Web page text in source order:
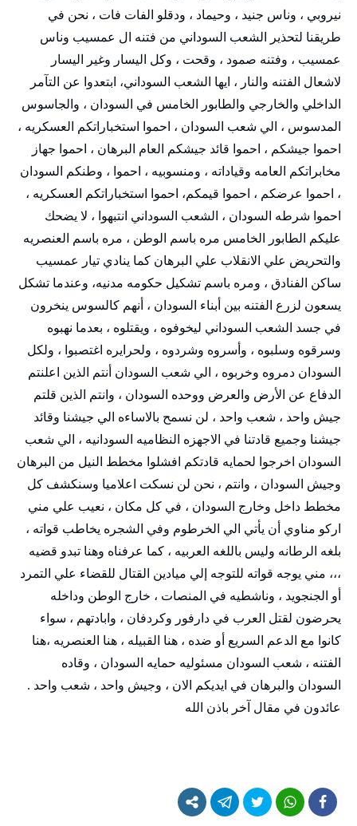
نيروبي ، وناس جنيد ، وحيماد ، ودقلو الفات فات ، نحن في
طريقنا لتحذير الشعب السوداني من فتنه ال عمسيب وناس
عمسيب ، وفتنه صمود ، وقحت ، وكل اليسار وغير اليسار
لاشعال الفتنه والنار ، ايها الشعب السوداني، ابتعدوا عن التآمر
الداخلي والخارجي والطابور الخامس في السودان ، والجاسوس
المدسوس ، الي شعب السودان ، احموا استخباراتكم العسكريه ،
احموا جيشكم ، احموا قائد جيشكم العام البرهان ، احموا جهاز
مخابراتكم العامه وقياداته ، ومنسوبيه ، احموا ، وطنكم السودان
، احموا عرضكم ، احموا قيمكم، احموا استخباراتكم العسكريه ،
احموا شرطه السودان ، الشعب السوداني انتبهوا ، لا يضحك
عليكم الطابور الخامس مره باسم الوطن ، مره باسم العنصريه
والتحريض علي الانقلاب علي البرهان كما ينادي تيار عمسيب
ساكن الفنادق ، ومره باسم تشكيل حكومه مدنيه، وعندما تشكل
يسعون لزرع الفتنه بين أبناء السودان ، أنهم كالسوس ينخرون
في جسد الشعب السوداني ليخوفوه ، ويقتلوه ، بعدما نهبوه
وسرقوه وسلبوه ، وأسروه وشردوه ، ولحرايره اغتصبوا ، ولكل
السودان دمروه وخربوه ، الي شعب السودان أنتم الذين اعلنتم
الدفاع عن الأرض والعرض ووحده السودان ، وانتم الذين قلتم
جيش واحد ، شعب واحد ، لن نسمح بالاساءه الي جيشنا وقائد
جيشنا وجميع قادتنا في الاجهزه النظاميه السودانيه ، الي شعب
السودان اخرجوا لحمايه قادتكم افشلوا مخطط النيل من البرهان
وجيش السودان ، وانتم ، نحن لن نسكت اعلاميا وسنكشف كل
مخطط داخل وخارج السودان ، في كل مكان ، نعيب علي مني
اركو مناوي أن يأتي الي الخرطوم وفي الشجره يخاطب قواته ،
بلغه الرطانه وليس باللغه العربيه ، كما عرفناه وهنا تبدو قضيه
،،، مني يوجه قواته للتوجه إلي ميادين القتال للقضاء علي التمرد
أو الجنجويد ، وناشطيه في المنصات ، خارج الوطن وداخله
يحرضون لقتل العرب في دارفور وكردفان ، وابادتهم ، سواء
كانوا مع الدعم السريع أو ضده ، هنا القبيله ، هنا العنصريه ،هنا
الفتنه ، شعب السودان مسئوليه حمايه السودان ، وقاده
السودان والبرهان في ايديكم الان ، وجيش واحد ، شعب واحد .
عائدون في مقال آخر باذن الله